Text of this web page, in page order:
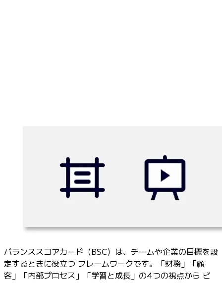
バランススコアカード（BSC）は、チームや企業の目標を設
定するときに役立つ フレームワークです。「財務」「顧
客」「内部プロセス」「学習と成長」の4つの視点から ビ